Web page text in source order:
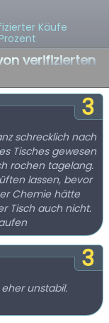
Käufe
verifizierten
3
schrecklich nach
Tisches gewesen
rochen tagelang.
lassen, bevor
Chemie hätte
Tisch auch nicht.
3
unstabil.